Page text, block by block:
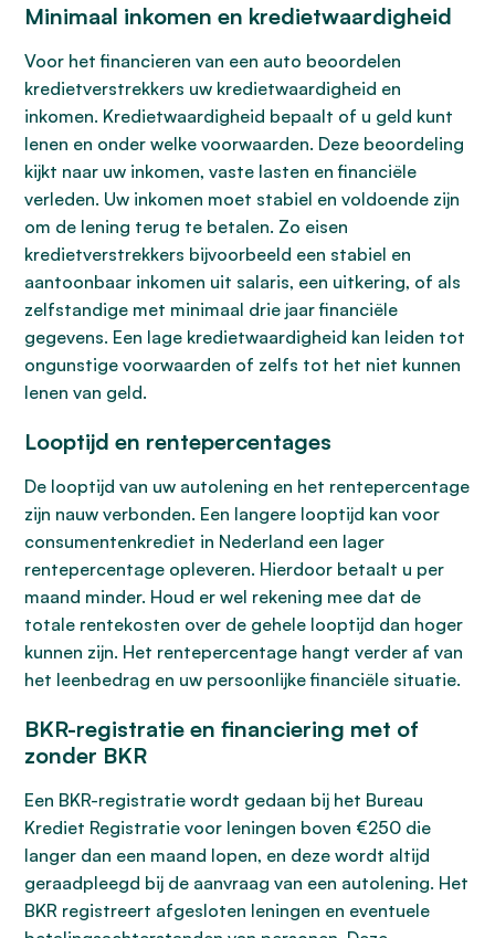
Minimaal inkomen en kredietwaardigheid
Voor het financieren van een auto beoordelen
kredietverstrekkers uw kredietwaardigheid en
inkomen. Kredietwaardigheid bepaalt of u geld kunt
lenen en onder welke voorwaarden. Deze beoordeling
kijkt naar uw inkomen, vaste lasten en financiële
verleden. Uw inkomen moet stabiel en voldoende zijn
om de lening terug te betalen. Zo eisen
kredietverstrekkers bijvoorbeeld een stabiel en
aantoonbaar inkomen uit salaris, een uitkering, of als
zelfstandige met minimaal drie jaar financiële
gegevens. Een lage kredietwaardigheid kan leiden tot
ongunstige voorwaarden of zelfs tot het niet kunnen
lenen van geld.
Looptijd en rentepercentages
De looptijd van uw autolening en het rentepercentage
zijn nauw verbonden. Een langere looptijd kan voor
consumentenkrediet in Nederland een lager
rentepercentage opleveren. Hierdoor betaalt u per
maand minder. Houd er wel rekening mee dat de
totale rentekosten over de gehele looptijd dan hoger
kunnen zijn. Het rentepercentage hangt verder af van
het leenbedrag en uw persoonlijke financiële situatie.
BKR-registratie en financiering met of
zonder BKR
Een BKR-registratie wordt gedaan bij het Bureau
Krediet Registratie voor leningen boven €250 die
langer dan een maand lopen, en deze wordt altijd
geraadpleegd bij de aanvraag van een autolening. Het
BKR registreert afgesloten leningen en eventuele